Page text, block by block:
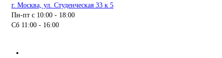
г. Москва, ул. Студенческая 33 к 5
Пн-пт с 10:00 - 18:00
Сб 11:00 - 16:00